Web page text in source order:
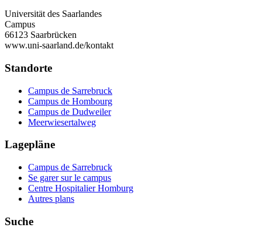
Universität des Saarlandes
Campus
66123 Saarbrücken
www.uni-saarland.de/kontakt
Standorte
Campus de Sarrebruck
Campus de Hombourg
Campus de Dudweiler
Meerwiesertalweg
Lagepläne
Campus de Sarrebruck
Se garer sur le campus
Centre Hospitalier Homburg
Autres plans
Suche